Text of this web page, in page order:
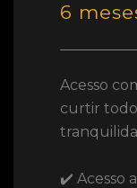
6
Acesso
curtir
✔️ Acesso